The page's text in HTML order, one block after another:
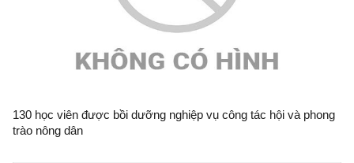
130 học viên được bồi dưỡng nghiệp vụ công tác hội và phong
trào nông dân